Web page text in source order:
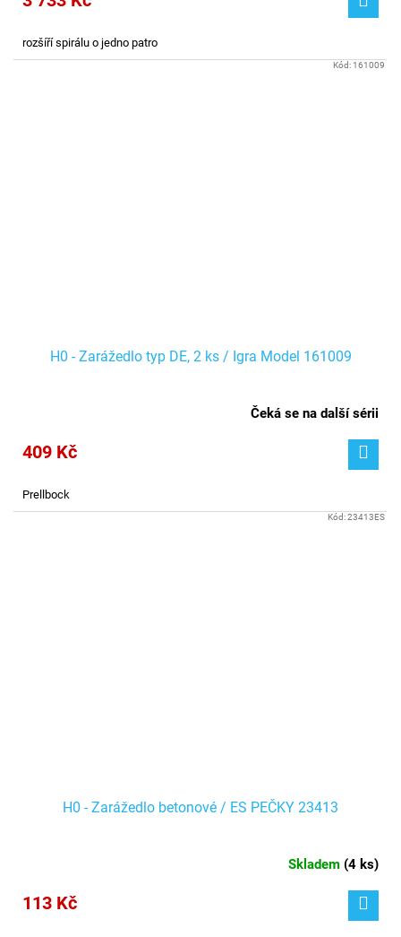
rozšíří spirálu o jedno patro
H0 - Zarážedlo typ DE, 2 ks / Igra Model 161009
Čeká se na další sérii
409 Kč
Prellbock
Kód: 161009
H0 - Zarážedlo betonové / ES PEČKY 23413
Skladem (4 ks)
113 Kč
Kód:23413ES